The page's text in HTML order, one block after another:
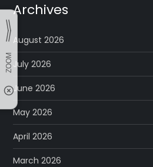
Archives
August 2026
July 2026
June 2026
May 2026
April 2026
March 2026